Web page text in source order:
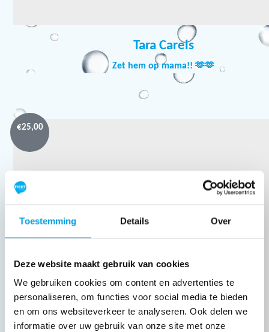
Toestemming Details Over
Deze website maakt gebruik van cookies
We gebruiken cookies om content en advertenties te
personaliseren, om functies voor social media te bieden
en om ons websiteverkeer te analyseren. Ook delen we
informatie over uw gebruik van onze site met onze
Tara Carels
Zet hem op mama!! 🫶🫶
€25,00